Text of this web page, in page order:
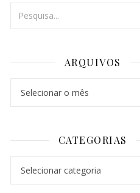
ARQUIVOS
CATEGORIAS